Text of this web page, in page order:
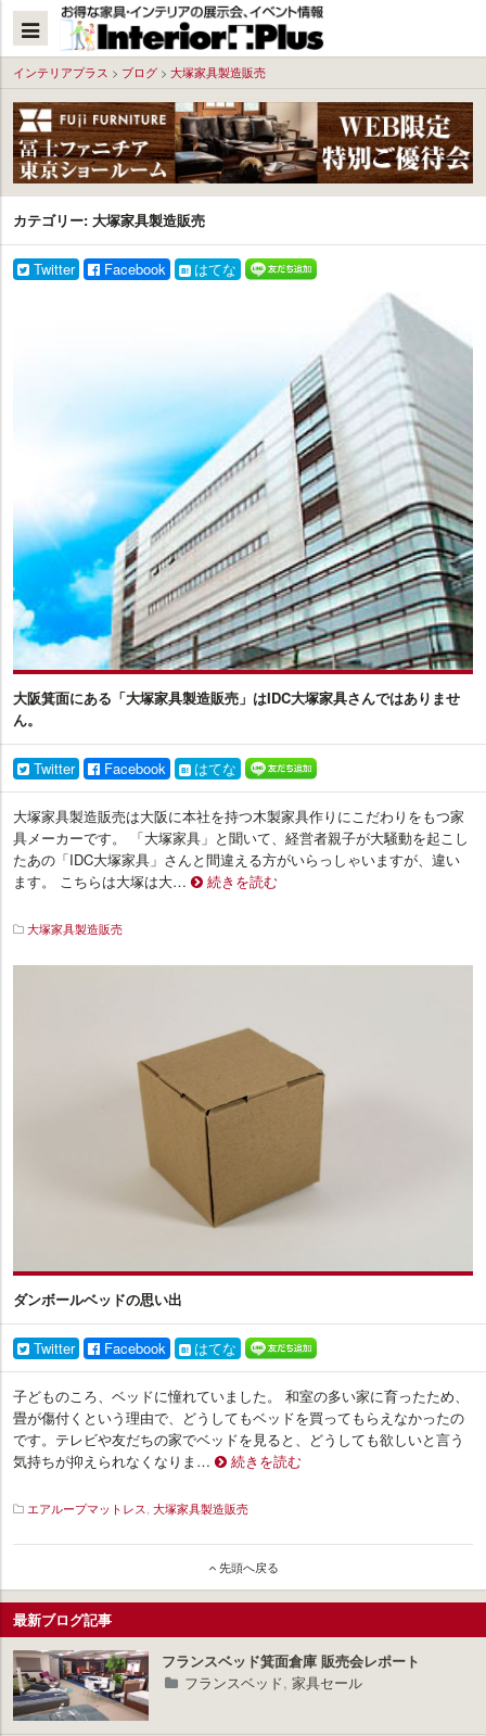
へ
インテリアプラス > ブログ > 大塚家具製造販売
カテゴリー: 大塚家具製造販売
Twitter Facebook はてな
大阪箕面にある「大塚家具製造販売」はIDC大塚家具さんではありませ
ん。
Twitter Facebook はてな
大塚家具製造販売は大阪に本社を持つ木製家具作りにこだわりをもつ家
具メーカーです。 「大塚家具」と聞いて、経営者親子が大騒動を起こし
たあの「IDC大塚家具」さんと間違える方がいらっしゃいますが、違い
ます。 こちらは大塚は大…
続きを読む
大塚家具製造販売
イ
ダンボールベッドの思い出
Twitter Facebook はてな
子どものころ、ベッドに憧れていました。 和室の多い家に育ったため、
畳が傷付くという理由で、どうしてもベッドを買ってもらえなかったの
です。テレビや友だちの家でベッドを見ると、どうしても欲しいと言う
気持ちが抑えられなくなりま…
続きを読む
エアループマットレス, 大塚家具製造販売
イ
リ
ア
プ
ラ
ス
先頭へ戻る
最新ブログ記事
フランスベッド箕面倉庫 販売会レポート
フランスベッド,家具セール